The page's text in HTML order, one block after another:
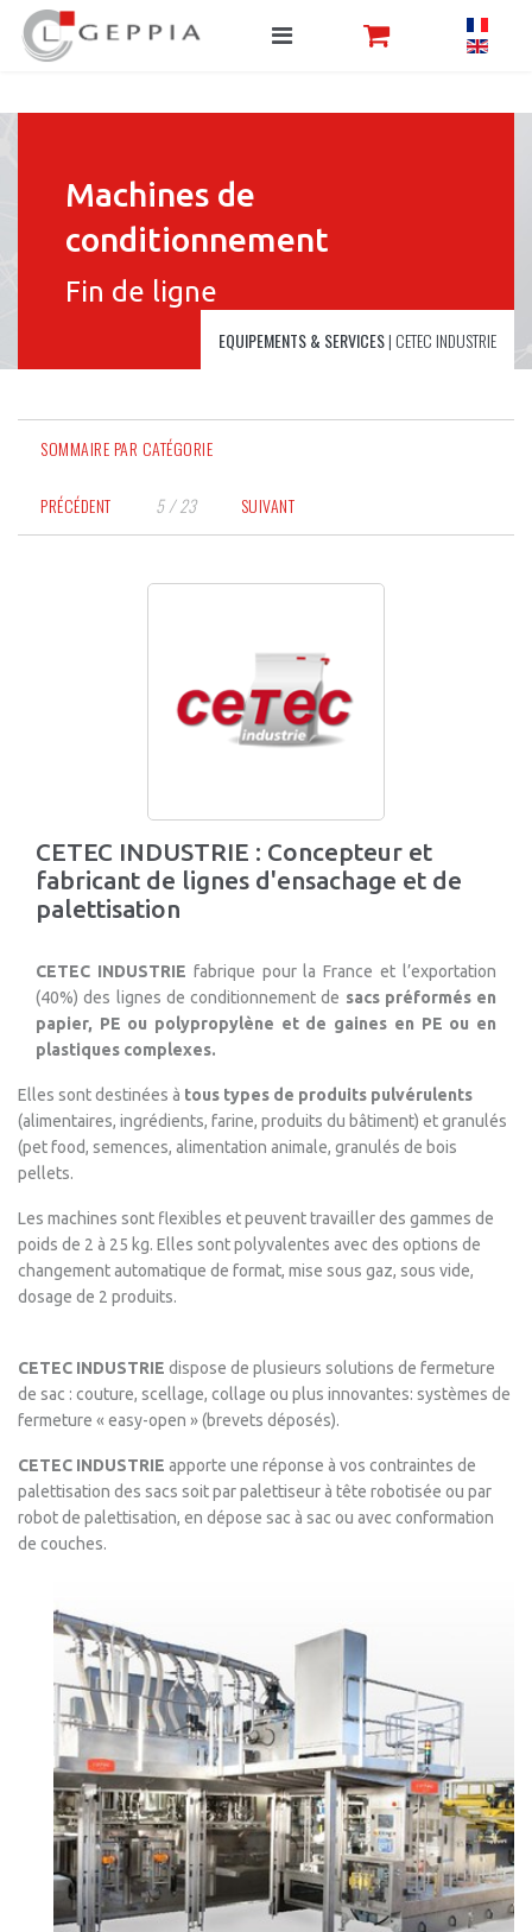
Machines de
conditionnement
Fin de ligne
EQUIPEMENTS & SERVICES| CETEC INDUSTRIE
SOMMAIRE PAR CATÉGORIE
PRÉCÉDENT 5 / 23 SUIVANT
CETEC INDUSTRIE : Concepteur et
fabricant de lignes d'ensachage et de
palettisation
CETEC INDUSTRIE fabrique pour la France et l’exportation
(40%) des lignes de conditionnement de sacs préformés en
papier, PE ou polypropylène et de gaines en PE ou en
plastiques complexes.
Elles sont destinées à tous types de produits pulvérulents
(alimentaires, ingrédients, farine, produits du bâtiment) et granulés
(pet food, semences, alimentation animale, granulés de bois
pellets.
Les machines sont flexibles et peuvent travailler des gammes de
poids de 2 à 25 kg. Elles sont polyvalentes avec des options de
changement automatique de format, mise sous gaz, sous vide,
dosage de 2 produits.
CETEC INDUSTRIE dispose de plusieurs solutions de fermeture
de sac : couture, scellage, collage ou plus innovantes: systèmes de
fermeture « easy-open » (brevets déposés).
CETEC INDUSTRIE apporte une réponse à vos contraintes de
palettisation des sacs soit par palettiseur à tête robotisée ou par
robot de palettisation, en dépose sac à sac ou avec conformation
de couches.